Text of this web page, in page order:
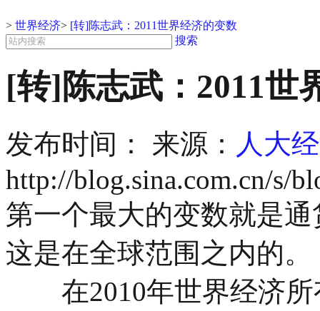
> 世界经济> [转]陈志武：2011世界经济的变数
搜索
[转]陈志武：2011世
发布时间： 来源： 人大
http://blog.sina.com.cn/s/
第一个最大的变数就是
这是在全球范围之内的。
在2010年世界经济所